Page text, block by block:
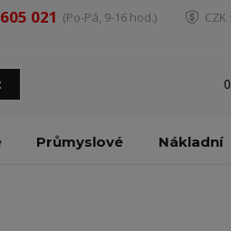
CZK
021 (Po-Pá, 9-16 hod.)
0
Průmyslové Nákladní